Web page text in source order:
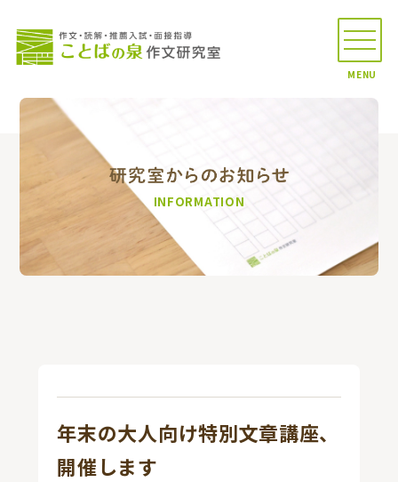
MENU
INFORMATION
年末の大人向け特別文章講座、
開催します